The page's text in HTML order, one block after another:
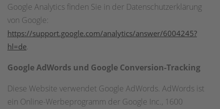
Google Analytics finden Sie in der Datenschutzerklärung
von Google:
https://support.google.com/analytics/answer/6004245?
hl=de.
Google AdWords und Google Conversion-Tracking
Diese Website verwendet Google AdWords. AdWords ist
ein Online-Werbeprogramm der Google Inc., 1600